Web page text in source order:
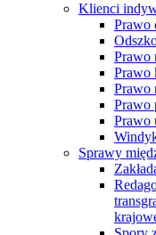
Klienci
Prawo
Prawo
Prawo
Prawo
Prawo
Prawo
Sprawy